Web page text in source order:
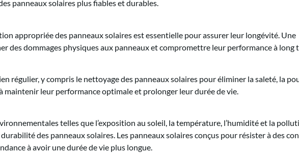
panneaux solaires plus fiables et durables.
appropriée des panneaux solaires est essentielle pour assurer leur longévité. Une
des dommages physiques aux panneaux et compromettre leur performance à long
régulier, y compris le nettoyage des panneaux solaires pour éliminer la saleté, la
maintenir leur performance optimale et prolonger leur durée de vie.
telles que l’exposition au soleil, la température, l’humidité et la
des panneaux solaires. Les panneaux solaires conçus pour résister à des
à avoir une durée de vie plus longue.